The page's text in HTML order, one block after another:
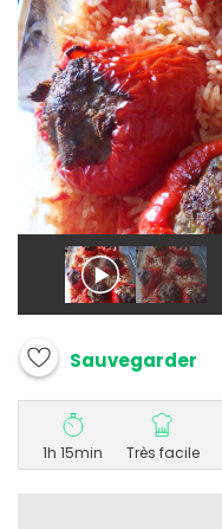
Sauvegarder
1h 15min Très facile